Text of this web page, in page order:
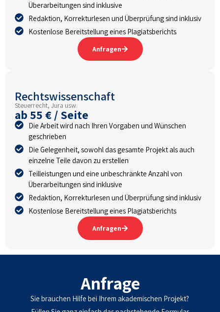
Überarbeitungen sind inklusive
Redaktion, Korrekturlesen und Überprüfung sind inklusiv
Kostenlose Bereitstellung eines Plagiatsberichts
Anfragen
Rechtswissenschaft
Steuerrecht, Jura usw.
ab 55 € / Seite
Die Arbeit wird nach Ihren Vorgaben und Wünschen
geschrieben
Die Gelegenheit, sowohl das gesamte Projekt als auch
einzelne Teile davon zu erstellen
Teilleistungen und eine unbeschränkte Anzahl von
Überarbeitungen sind inklusive
Redaktion, Korrekturlesen und Überprüfung sind inklusiv
Kostenlose Bereitstellung eines Plagiatsberichts
Anfragen
Anfrage
Sie brauchen Hilfe bei Ihrem akademischen Projekt?